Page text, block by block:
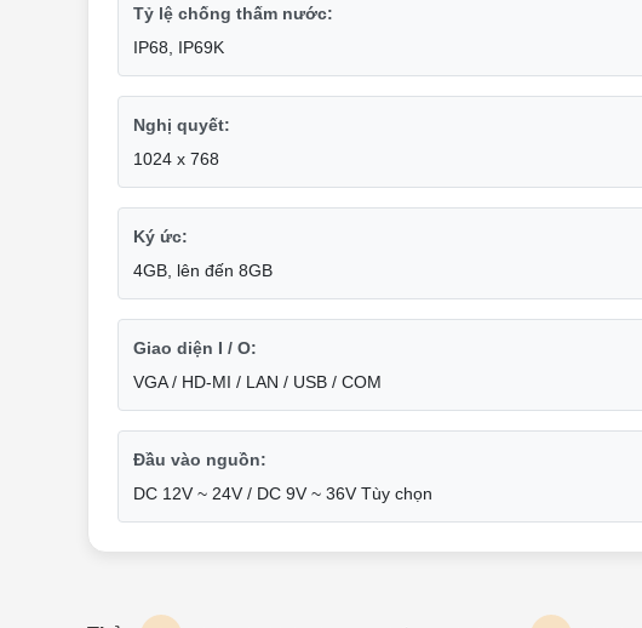
Tỷ lệ chống thấm nước:
IP68, IP69K
Nghị quyết:
1024 x 768
Ký ức:
4GB, lên đến 8GB
Giao diện I / O:
VGA / HD-MI / LAN / USB / COM
Đầu vào nguồn:
DC 12V ~ 24V / DC 9V ~ 36V Tùy chọn